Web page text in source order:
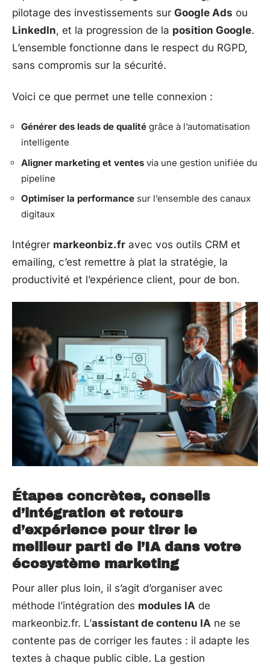
pilotage des investissements sur Google Ads ou
LinkedIn, et la progression de la position Google.
L’ensemble fonctionne dans le respect du RGPD,
sans compromis sur la sécurité.
Voici ce que permet une telle connexion :
Générer des leads de qualité grâce à l’automatisation
intelligente
Aligner marketing et ventes via une gestion unifiée du
pipeline
Optimiser la performance sur l’ensemble des canaux
digitaux
Intégrer markeonbiz.fr avec vos outils CRM et
emailing, c’est remettre à plat la stratégie, la
productivité et l’expérience client, pour de bon.
Étapes concrètes, conseils
d’intégration et retours
d’expérience pour tirer le
meilleur parti de l’IA dans votre
écosystème marketing
Pour aller plus loin, il s’agit d’organiser avec
méthode l’intégration des modules IA de
markeonbiz.fr. L’assistant de contenu IA ne se
contente pas de corriger les fautes : il adapte les
textes à chaque public cible. La gestion